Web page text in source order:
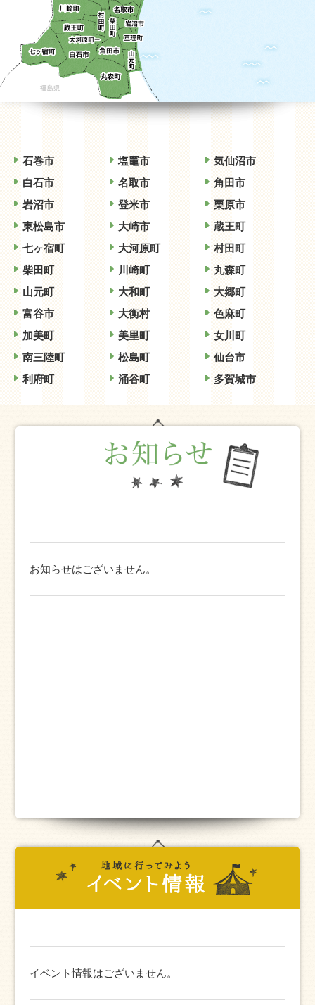
石巻市 塩竈市
気仙沼市
白石市
名取市
角田市
岩沼市
登米市
栗原市
東松島市
大崎市
蔵王町
七ヶ宿町
大河原町
村田町
柴田町
川崎町
丸森町
山元町
大和町
大郷町
富谷市
大衡村
色麻町
加美町
美里町
女川町
南三陸町
松島町
仙台市
利府町
涌谷町 多賀城市
お知らせはございません。
イベント情報はございません。